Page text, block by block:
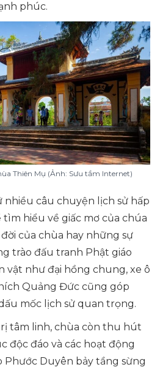
phúc.
Thiên Mụ (Ảnh: Sưu tầm Internet)
nhiều câu chuyện lịch sử hấp
hiểu về giấc mơ của chúa
của chùa hay những sự
trào đấu tranh Phật giáo
vật như đại hồng chung, xe ô
Quảng Đức cũng góp
mốc lịch sử quan trọng.
tâm linh, chùa còn thu hút
độc đáo và các hoạt động
Phước Duyên bảy tầng sừng